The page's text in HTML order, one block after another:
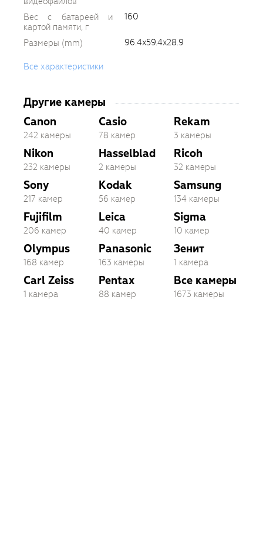
Вес с батареей и
картой памяти, г
160
Размеры (mm) 96.4x59.4x28.9
Все характеристики
Другие камеры
Canon
242 камеры
Nikon
232 камеры
Sony
217 камер
Fujifilm
206 камер
Olympus
168 камер
Carl Zeiss
1 камера
Casio
78 камер
Hasselblad
2 камеры
Kodak
56 камер
Leica
40 камер
Panasonic
163 камеры
Pentax
88 камер
Rekam
3 камеры
Ricoh
32 камеры
Samsung
134 камеры
Sigma
10 камер
Зенит
1 камера
Все камеры
1673 камеры